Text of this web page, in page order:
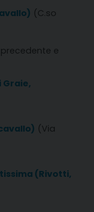
(C.so
e
Graie,
(Via
(Rivotti,